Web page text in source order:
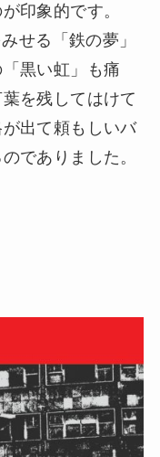
印象的です。
せる「鉄の夢」
黒い虹」も痛
を残してはけて
出て頼もしいバ
でありました。